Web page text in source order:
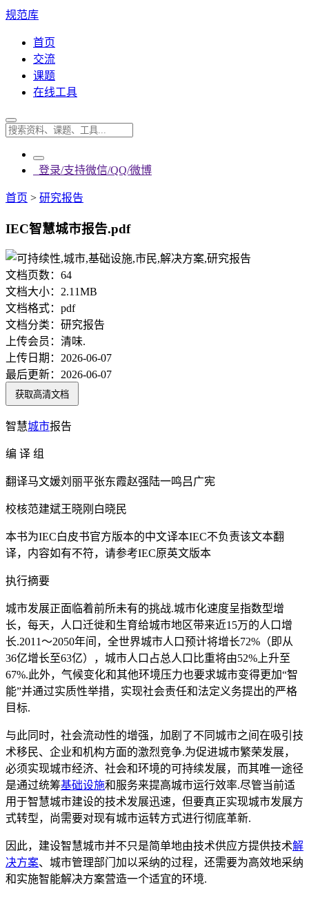
规范库
首页
交流
课题
在线工具
登录/支持微信/QQ/微博
首页 > 研究报告
IEC智慧城市报告.pdf
文档页数： 64
文档大小： 2.11MB
文档格式： pdf
文档分类： 研究报告
上传会员： 清味.
上传日期： 2026-06-07
最后更新： 2026-06-07
获取高清文档
智慧城市报告
编 译 组
翻译马文媛刘丽平张东霞赵强陆一鸣吕广宪
校核范建斌王晓刚白晓民
本书为IEC白皮书官方版本的中文译本IEC不负责该文本翻
译，内容如有不符，请参考IEC原英文版本
执行摘要
城市发展正面临着前所未有的挑战.城市化速度呈指数型增
长，每天，人口迁徙和生育给城市地区带来近15万的人口增
长.2011～2050年间，全世界城市人口预计将增长72%（即从
36亿增长至63亿），城市人口占总人口比重将由52%上升至
67%.此外，气候变化和其他环境压力也要求城市变得更加“智
能”并通过实质性举措，实现社会责任和法定义务提出的严格
目标.
与此同时，社会流动性的增强，加剧了不同城市之间在吸引技
术移民、企业和机构方面的激烈竞争.为促进城市繁荣发展，
必须实现城市经济、社会和环境的可持续发展，而其唯一途径
是通过统筹基础设施和服务来提高城市运行效率.尽管当前适
用于智慧城市建设的技术发展迅速，但要真正实现城市发展方
式转型，尚需要对现有城市运转方式进行彻底革新.
因此，建设智慧城市并不只是简单地由技术供应方提供技术解
决方案、城市管理部门加以采纳的过程，还需要为高效地采纳
和实施智能解决方案营造一个适宜的环境.